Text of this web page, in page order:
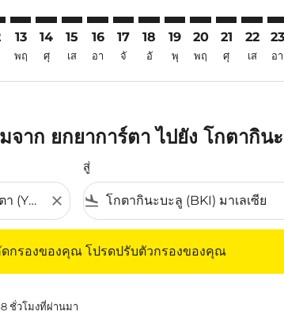
13
พฤ
14
ศุ
15
เส
16
อา
17
จั
18
อั
19
พุ
20
พฤ
21
ศุ
22
เส
23
อา
จาก ยกยาการ์ตา ไปยัง โกตากิน
close
สู่
flight_land
กรองของคุณ โปรดปรับตัวกรองของคุณ
ชั่วโมงที่ผ่านมา